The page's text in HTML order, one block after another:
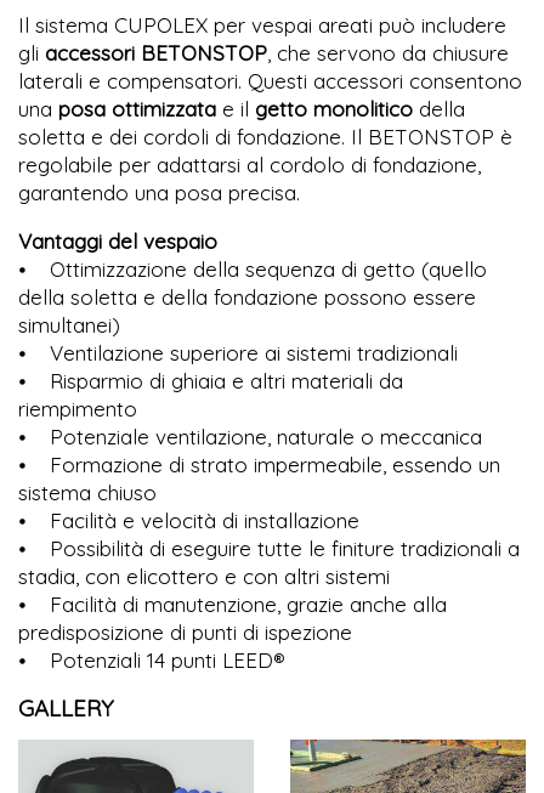
Il sistema CUPOLEX per vespai areati può includere
gli accessori BETONSTOP , che servono da chiusure
laterali e compensatori. Questi accessori consentono
una posa ottimizzata e il getto monolitico della
soletta e dei cordoli di fondazione. Il BETONSTOP è
regolabile per adattarsi al cordolo di fondazione,
garantendo una posa precisa.
Vantaggi del vespaio
⦁ Ottimizzazione della sequenza di getto (quello
della soletta e della fondazione possono essere
simultanei)
⦁ Ventilazione superiore ai sistemi tradizionali
⦁ Risparmio di ghiaia e altri materiali da
riempimento
⦁ Potenziale ventilazione, naturale o meccanica
⦁ Formazione di strato impermeabile, essendo un
sistema chiuso
⦁ Facilità e velocità di installazione
⦁ Possibilità di eseguire tutte le finiture tradizionali a
stadia, con elicottero e con altri sistemi
⦁ Facilità di manutenzione, grazie anche alla
predisposizione di punti di ispezione
⦁ Potenziali 14 punti LEED®
GALLERY